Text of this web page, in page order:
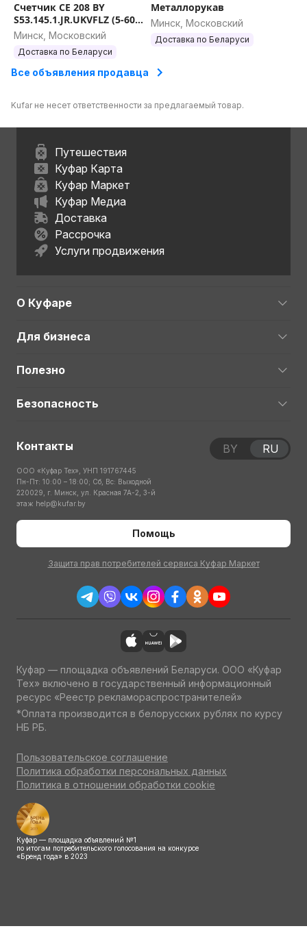
Счетчик CE 208 BY
S53.145.1.JR.UKVFLZ (5-60)
А (оптопорт,
радиомодем)
Минск, Московский
Доставка по Беларуси
Металлорукав
Минск, Московский
Доставка по Беларуси
Все объявления продавца
Kufar не несет ответственности за предлагаемый товар.
Путешествия
Куфар Карта
Куфар Маркет
Куфар Медиа
Доставка
Рассрочка
Услуги продвижения
О Куфаре
Для бизнеса
Полезно
Безопасность
Контакты
ООО «Куфар Тех», УНП 191767445
Пн-Пт: 10:00 – 18:00; Сб, Вс: Выходной
220029, г. Минск, ул. Красная 7А-2, 3-й
этаж help@kufar.by
Помощь
Защита прав потребителей сервиса Куфар Маркет
BY RU
Куфар — площадка объявлений Беларуси. ООО «Куфар
Тех» включено в государственный информационный
ресурс «Реестр рекламораспространителей»
*Оплата производится в белорусских рублях по курсу
НБ РБ.
Пользовательское соглашение
Политика обработки персональных данных
Политика в отношении обработки cookie
Куфар — площадка объявлений №1
по итогам потребительского голосования на конкурсе
«Бренд года» в 2023